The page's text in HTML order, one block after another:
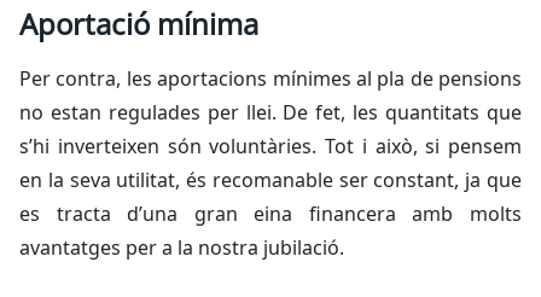
Aportació mínima
Per contra, les aportacions mínimes al pla de pensions
no estan regulades per llei. De fet, les quantitats que
s’hi inverteixen són voluntàries. Tot i això, si pensem
en la seva utilitat, és recomanable ser constant, ja que
es tracta d’una gran eina financera amb molts
avantatges per a la nostra jubilació.